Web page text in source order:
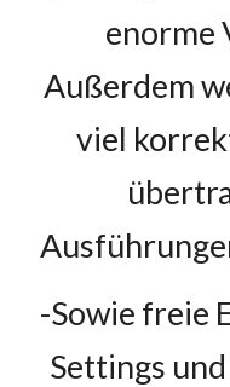
enorme
Außerdem
viel
-Sowie freie
Settings